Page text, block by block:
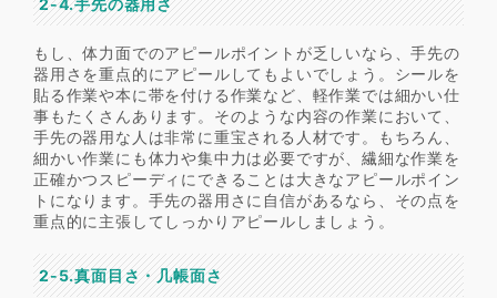
もし、体力面でのアピールポイントが乏しいなら、手先の
器用さを重点的にアピールしてもよいでしょう。シールを
貼る作業や本に帯を付ける作業など、軽作業では細かい仕
事もたくさんあります。そのような内容の作業において、
手先の器用な人は非常に重宝される人材です。もちろん、
細かい作業にも体力や集中力は必要ですが、繊細な作業を
正確かつスピーディにできることは大きなアピールポイン
トになります。手先の器用さに自信があるなら、その点を
重点的に主張してしっかりアピールしましょう。
2-5.真面目さ・几帳面さ